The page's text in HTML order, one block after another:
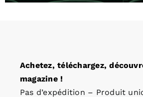
RH et emploi
Agenda
Achetez, téléchargez,
magazine !
Pas d’expédition – Produit